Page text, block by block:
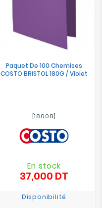
Paquet De 100 Chemises
COSTO BRISTOL 180G / Violet
[18008]
En stock
37,000 DT
Disponibilité